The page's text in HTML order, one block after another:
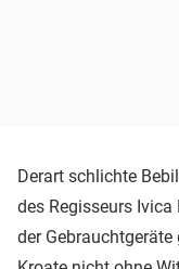
Derart schlichte
des Regisseurs
der